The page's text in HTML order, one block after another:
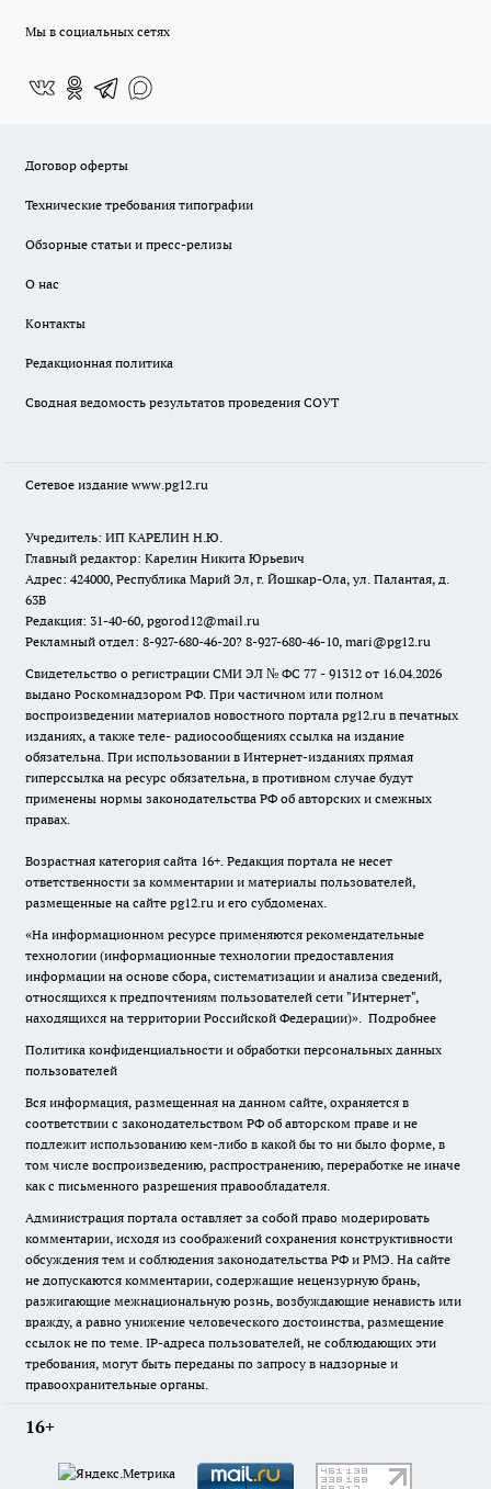
Мы в социальных сетях
Договор оферты
Технические требования типографии
Обзорные статьи и пресс-релизы
О нас
Контакты
Редакционная политика
Сводная ведомость результатов проведения СОУТ
Сетевое издание www.pg12.ru
Учредитель: ИП КАРЕЛИН Н.Ю.
Главный редактор: Карелин Никита Юрьевич
Адрес: 424000, Республика Марий Эл, г. Йошкар-Ола, ул. Палантая, д.
63В
Редакция: 31-40-60, pgorod12@mail.ru
Рекламный отдел: 8-927-680-46-20? 8-927-680-46-10, mari@pg12.ru
Свидетельство о регистрации СМИ ЭЛ № ФС 77 - 91312 от 16.04.2026
выдано Роскомнадзором РФ. При частичном или полном
воспроизведении материалов новостного портала pg12.ru в печатных
изданиях, а также теле- радиосообщениях ссылка на издание
обязательна. При использовании в Интернет-изданиях прямая
гиперссылка на ресурс обязательна, в противном случае будут
применены нормы законодательства РФ об авторских и смежных
правах.
Возрастная категория сайта 16+. Редакция портала не несет
ответственности за комментарии и материалы пользователей,
размещенные на сайте pg12.ru и его субдоменах.
«На информационном ресурсе применяются рекомендательные
технологии (информационные технологии предоставления
информации на основе сбора, систематизации и анализа сведений,
относящихся к предпочтениям пользователей сети "Интернет",
находящихся на территории Российской Федерации)». Подробнее
Политика конфиденциальности и обработки персональных данных
пользователей
Вся информация, размещенная на данном сайте, охраняется в
соответствии с законодательством РФ об авторском праве и не
подлежит использованию кем-либо в какой бы то ни было форме, в
том числе воспроизведению, распространению, переработке не иначе
как с письменного разрешения правообладателя.
Администрация портала оставляет за собой право модерировать
комментарии, исходя из соображений сохранения конструктивности
обсуждения тем и соблюдения законодательства РФ и РМЭ. На сайте
не допускаются комментарии, содержащие нецензурную брань,
разжигающие межнациональную рознь, возбуждающие ненависть или
вражду, а равно унижение человеческого достоинства, размещение
ссылок не по теме. IP-адреса пользователей, не соблюдающих эти
требования, могут быть переданы по запросу в надзорные и
правоохранительные органы.
16+